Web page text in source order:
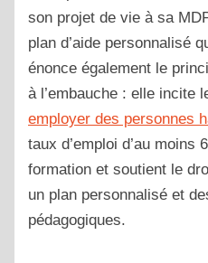
son projet de vie à sa
plan d’aide personnalisé
énonce également le
à l’embauche : elle incite
employer des personnes
taux d’emploi d’au moins
formation et soutient le
un plan personnalisé et
pédagogiques.